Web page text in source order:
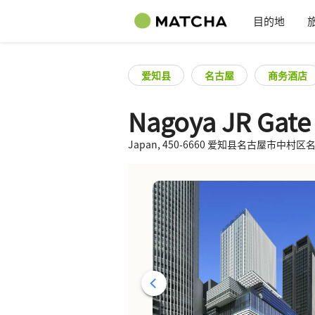
目的地
爱知县 名古屋 商务酒店
Nagoya JR
Japan, 450-6660 爱知县名古屋市中村区